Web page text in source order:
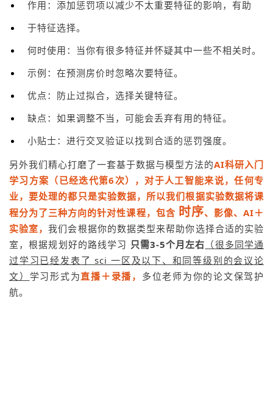
作用：添加惩罚项以减少不太重要特征的影响，有助
于特征选择。
何时使用：当你有很多特征并怀疑其中一些不相关时。
示例：在预测房价时忽略次要特征。
优点：防止过拟合，选择关键特征。
缺点：如果调整不当，可能会丢弃有用的特征。
小贴士：进行交叉验证以找到合适的惩罚强度。
另外我们精心打磨了一套基于数据与模型方法的AI科研入门
学习方案（已经迭代第6次），对于人工智能来说，任何专
业，要处理的都只是实验数据，所以我们根据实验数据将课
程分为了三种方向的针对性课程， 包含 时序、影像、AI＋
实验室，我们会根据你的数据类型来帮助你选择合适的实验
室，根据规划好的路线学习 只需3-5个月左右 （很多同学通
过学习已经发表了 sci 一区及以下、和同等级别的会议论
文） 学习形式为直播＋录播， 多位老师为你的论文保驾护
航。